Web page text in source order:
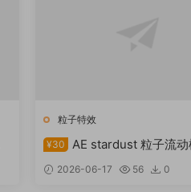
粒子特效
¥30 AE stardust 粒子流动
2026-06-17 56 0